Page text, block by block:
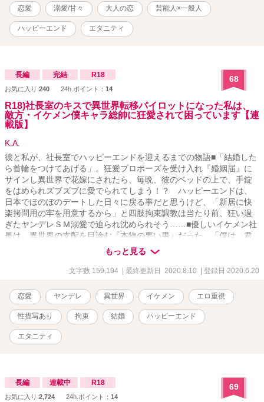
恋愛 溺愛/甘々 大人の恋 芸能人×一般人
ハッピーエンド エタニティ
長編 完結 R18
お気に入り:240 24h.ポイント： 14
68
R18)社長室のキスで異世界転移パイロットになった私は、
敵方・イケメン僕キャラ総帥に狂愛されて困っています【連
載版】
K.A.
彼と私が、社長室でハッピーエンドを迎えるまでの物語■「結婚した
ら首輪をつけてあげる」。狂愛プロポーズを受け入れ『婚姻届』に
サインし異世界で花嫁にされたら、毎晩、彼のベッドの上で、手錠
をはめられズブズブに愛でられてしまう！？ ハッピーエンドは、
日本でほのぼのデートした日々に戻る事だと思うけど、「新居に快
楽拷問用の牢を用意するから」と四肢拘束調教は当たり前、狂い過
ぎたヤンデレＳＭ溺愛で迫られ沈められそう……■優しいイケメン社
長は、異世界の支配を目論む『本物の悪い男』だった。「僕は、君
の心と体がほしい」。冴えないＯＬの私がイケメン社長とキスした
ら異世界へと送られパイロットに。戦闘で捕虜になり、目をさます
とそこには科学者にして敵のエース・パイロットにして、悪の総帥
私の口の中に、彼の舌が入り込み……■■「僕の妻になる為にすべて
忘れて」と言われながら洗脳装置に縛られたり、敵イケメンから、
実験台や生贄として扱われてみたい人向け■■■日本でのデートを振り
返る形でストーリーが進行します■【→→日本でのデート短編集】[
https://ncode.syosetu.com/n0062gi/ ]「僕のスプーンでパフェを食べ
てもらおう。ふふ。これはお願いではない、（業務）命令だっ！」
もっと見る
文字数 159,194 | 最終更新日 2020.8.10 | 登録日 2020.6.20
恋愛 ヤンデレ 異世界 イケメン エロ重視
性描写あり 拘束 結婚 ハッピーエンド
エタニティ
長編 連載中 R18
お気に入り:2,724 24h.ポイント： 14
69